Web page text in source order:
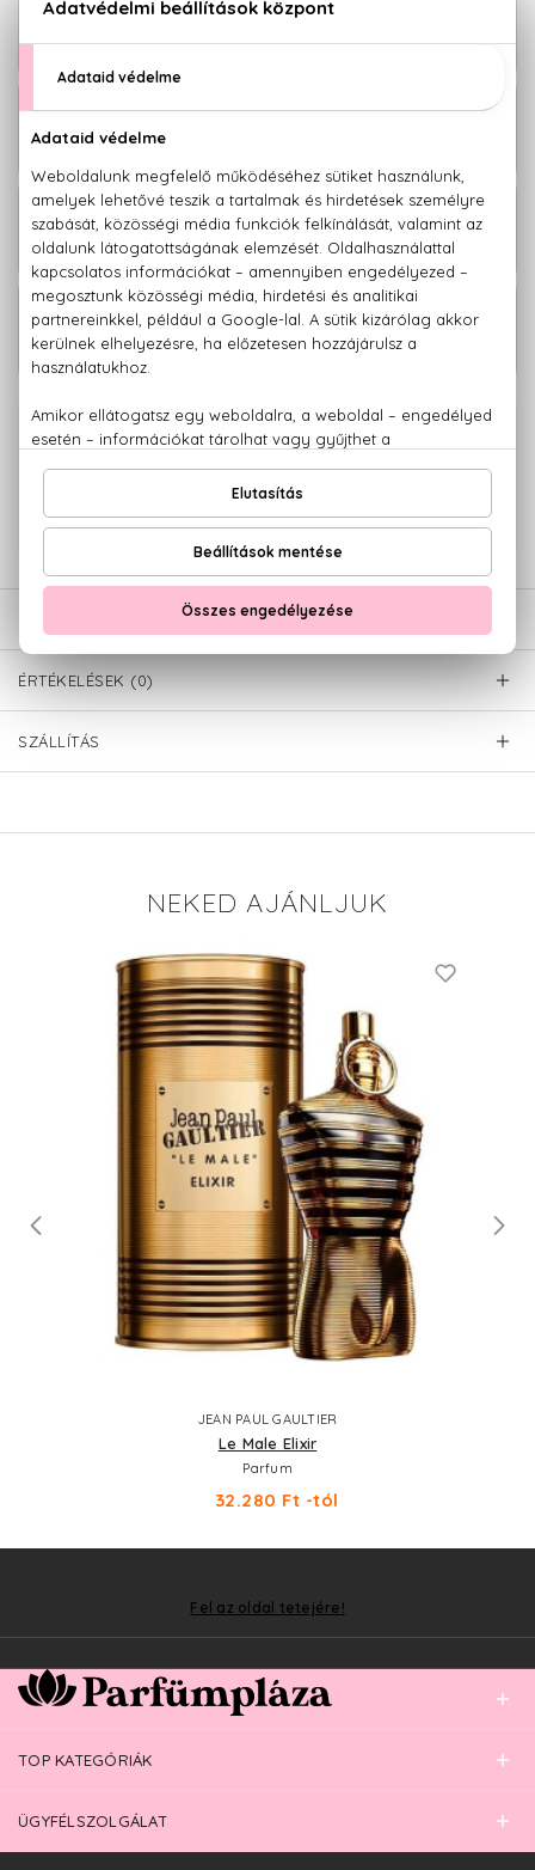
Le Male Eau De Toilette
23.970 Ft -
Le Male Xmas Collector Edition Eau
De Toilette 125 ml
46.760 Ft
100% eredeti termékek,14 napos visszaküldési garanciával
Kérdésed van, elakadtál? Hívd ügyfélszolgálatunkat:
779 1926
LEÍRÁS
ÉRTÉKELÉSEK (0)
SZÁLLÍTÁS
NEKED AJÁNLJUK
JEAN PAUL GAULTIER
Le Male Elixir
Parfum
32.280 Ft -tól
Fel az oldal tetejére!
TOP KATEGÓRIÁK
ÜGYFÉLSZOLGÁLAT